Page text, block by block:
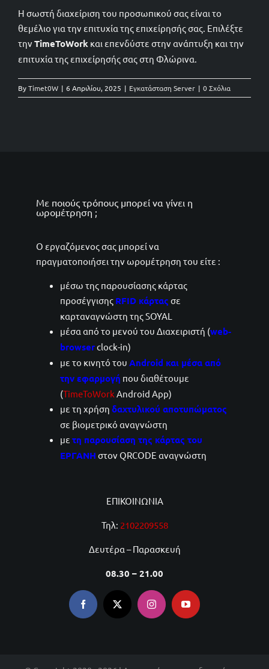
Η σωστή διαχείριση του προσωπικού σας είναι το
θεμέλιο για την επιτυχία της επιχείρησής σας. Επιλέξτε
τηνTimeToWork και επενδύστε στην ανάπτυξη και την
επιτυχία της επιχείρησής σας στη Φλώρινα.
ByTimet0W | 6 Απριλίου, 2025 | Εγκατάσταση Server | 0 Σχόλια
Με ποιούς τρόπους μπορεί να γίνει η
ωρομέτρηση ;
Ο εργαζόμενος σας μπορεί να
πραγματοποιήσει την ωρομέτρηση του είτε :
μέσω της παρουσίασης κάρτας
προσέγγισης RFID κάρτας σε
καρταναγνώστη της SOYAL
μέσα από το μενού του Διαχειριστή (web-
browserclock-in)
με το κινητό του Android και μέσα από
την εφαρμογή που διαθέτουμε
(TimeToWork Android App)
με τη χρήση δαχτυλικού αποτυπώματος
σε βιομετρικό αναγνώστη
με τη παρουσίαση της κάρτας του
ΕΡΓΑΝΗ στον QRCODE αναγνώστη
ΕΠΙΚΟΙΝΩΝΙΑ
Τηλ: 2102209558
Δευτέρα – Παρασκευή
08.30 – 21.00